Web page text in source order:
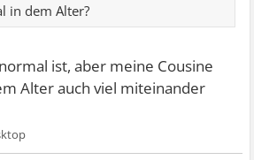
in dem Alter?
ist, aber meine Cousine
Alter auch viel miteinander